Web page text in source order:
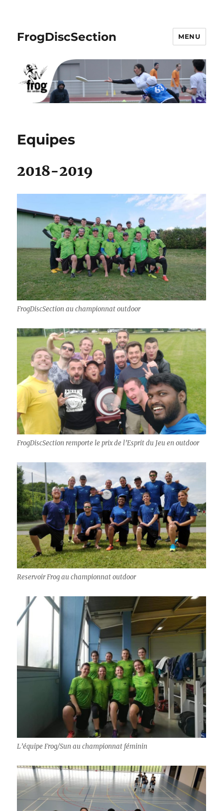
FrogDiscSection MENU
Equipes
2018-2019
FrogDiscSection au championnat outdoor
FrogDiscSection remporte le prix de l’Esprit du Jeu en outdoor
Reservoir Frog au championnat outdoor
L’équipe Frog/Sun au championnat féminin